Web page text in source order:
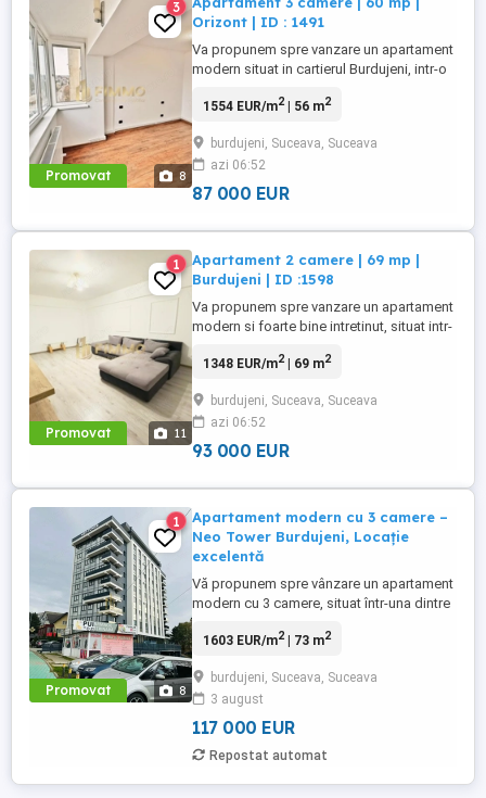
Promovat 8
3
Orizont | ID : 1491
Va propunem spre vanzare un apartament
modern situat in cartierul Burdujeni, intr-o
conectata la facilitati esentiale, cum ar fi
parcuri. Acest apartament este pozitionat
la etajul 6 dintr-un bloc cu 8 etaje, oferind
o priveliste ...
1554 EUR/m2| 56 m2
burdujeni, Suceava, Suceava
azi 06:52
87 000 EUR
Promovat 11
1
Apartament 2 camere | 69 mp |
Burdujeni | ID :1598
Va propunem spre vanzare un apartament
modern si foarte bine intretinut, situat intr-
Burdujeni, ideal pentru cei care isi doresc
punctele de interes ale orasului.
Apartamentul are 2 camere si o suprafata
utila generoasa ...
1348 EUR/m2| 69 m2
burdujeni, Suceava, Suceava
azi 06:52
93 000 EUR
Promovat 8
1
Apartament modern cu 3 camere –
Neo Tower Burdujeni, Locație
excelentă
Vă propunem spre vânzare un apartament
modern cu 3 camere, situat într-una dintre
cadrul ansamblului rezidențial Neo Tower,
suprafață utilă de 73 mp și este amplasat
la etajul 6 dintr-un bloc nou, prevăzut cu
lift, având ...
1603 EUR/m2| 73 m2
burdujeni, Suceava, Suceava
3 august
117 000 EUR
Repostat automat